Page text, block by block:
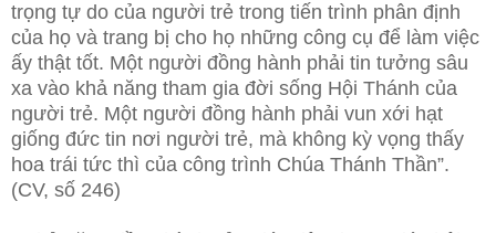
trọng tự do của người trẻ trong tiến trình phân định
của họ và trang bị cho họ những công cụ để làm việc
ấy thật tốt. Một người đồng hành phải tin tưởng sâu
xa vào khả năng tham gia đời sống Hội Thánh của
người trẻ. Một người đồng hành phải vun xới hạt
giống đức tin nơi người trẻ, mà không kỳ vọng thấy
hoa trái tức thì của công trình Chúa Thánh Thần”.
(CV, số 246)